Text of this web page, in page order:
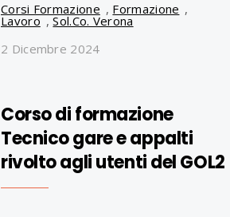
Corsi Formazione , Formazione ,
Lavoro ,Sol.Co. Verona
2 Dicembre 2024
Corso di formazione
Tecnico gare e appalti
rivolto agli utenti del GOL2